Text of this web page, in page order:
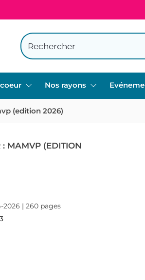
Nos rayons
(edition 2026)
: MAMVP (EDITION
2026 | 260 pages